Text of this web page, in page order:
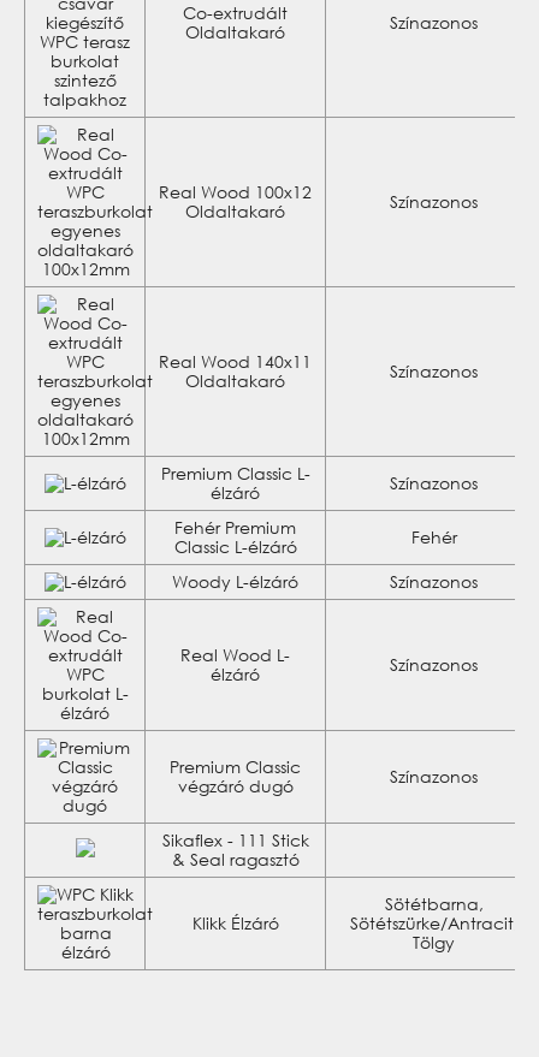
Co-extrudált
Oldaltakaró
Színazonos
Real Wood 100x12
Oldaltakaró
Színazonos
Real Wood 140x11
Oldaltakaró
Színazonos
Premium Classic L-
élzáró
Színazonos
Fehér Premium
Classic L-élzáró
Fehér
Woody L-élzáró
Színazonos
Real Wood L-
élzáró
Színazonos
Premium Classic
végzáró dugó
Színazonos
Sikaflex - 111 Stick
& Seal ragasztó
Klikk Élzáró
Sötétbarna,
Sötétszürke/Antracit,
Tölgy